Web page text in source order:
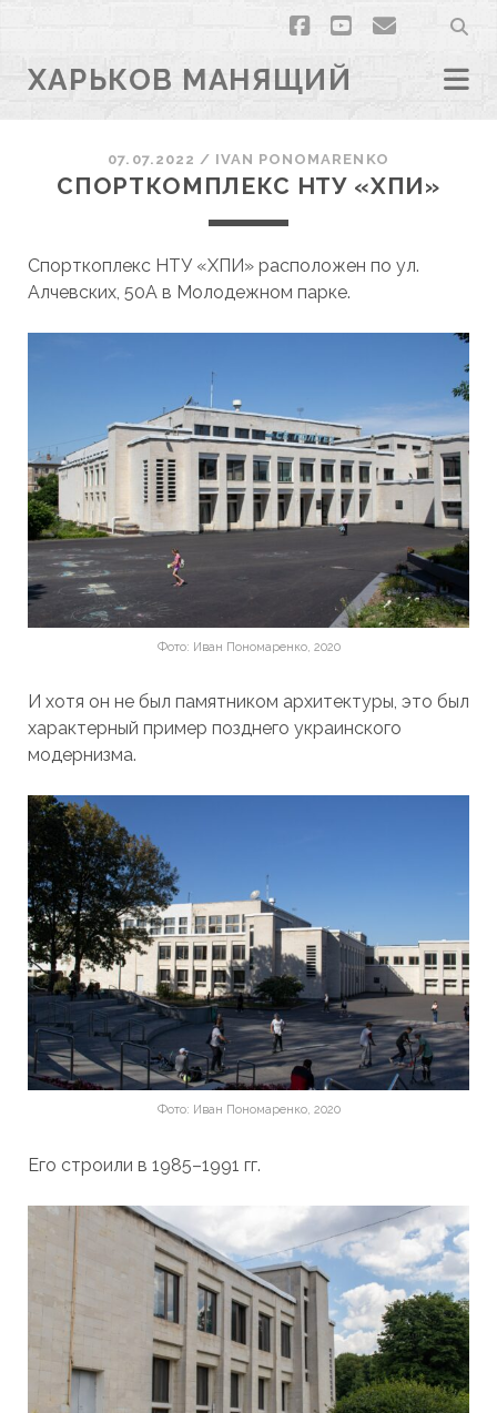
facebook
youtubeemail
ХАРЬКОВ МАНЯЩИЙ
07.07.2022 / ІVAN PONOMARENKO
СПОРТКОМПЛЕКС НТУ «ХПИ»
Спорткоплекс НТУ «ХПИ» расположен по ул.
Алчевских, 50А в Молодежном парке.
Фото: Иван Пономаренко, 2020
И хотя он не был памятником архитектуры, это был
характерный пример позднего украинского
модернизма.
Фото: Иван Пономаренко, 2020
Его строили в 1985–1991 гг.